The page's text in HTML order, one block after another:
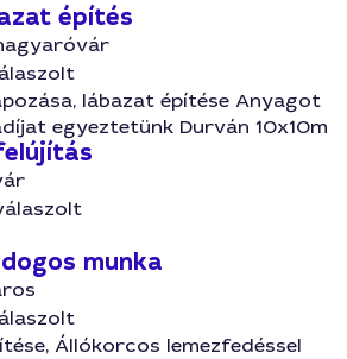
építés
lábazat építése Anyagot
egyeztetünk Durván 10x10m
munka
Állókorcos lemezfedéssel